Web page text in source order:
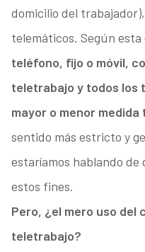
domicilio del
telemáticos. Según
teléfono, fijo o móvil,
teletrabajo y todos los
mayor o menor
sentido más estricto y
estaríamos hablando
estos fines.
Pero, ¿el mero uso
teletrabajo?